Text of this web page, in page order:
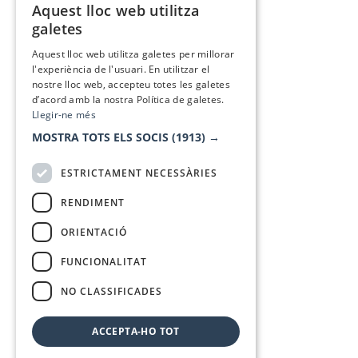
Aquest lloc web utilitza
galetes
Aquest lloc web utilitza galetes per millorar
l'experiència de l'usuari. En utilitzar el
nostre lloc web, accepteu totes les galetes
d’acord amb la nostra Política de galetes.
Llegir-ne més
MOSTRA TOTS ELS SOCIS (1913) →
ESTRICTAMENT NECESSÀRIES
RENDIMENT
ORIENTACIÓ
FUNCIONALITAT
NO CLASSIFICADES
ACCEPTA-HO TOT